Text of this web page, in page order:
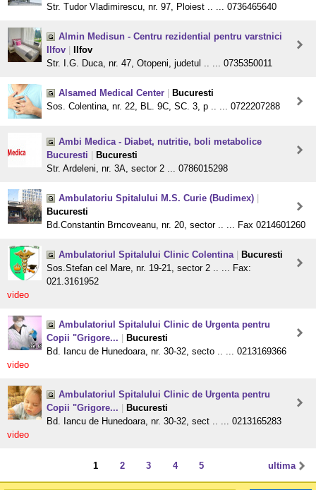
Str. Tudor Vladimirescu, nr. 97, Ploiest .. ... 0736465640
Almin Medisun - Centru rezidential pentru varstnici
Ilfov
Ilfov
Str. I.G. Duca, nr. 47, Otopeni, judetul .. ... 0735350011
Alsamed Medical Center
Bucuresti
Sos. Colentina, nr. 22, BL. 9C, SC. 3, p .. ... 0722207288
Ambi Medica - Diabet, nutritie, boli metabolice
Bucuresti
Bucuresti
Str. Ardeleni, nr. 3A, sector 2 ... 0786015298
Ambulatoriu Spitalului M.S. Curie (Budimex)
Bucuresti
Bd.Constantin Brncoveanu, nr. 20, sector .. ... Fax 0214601260
Ambulatoriul Spitalului Clinic Colentina
Bucuresti
Sos.Stefan cel Mare, nr. 19-21, sector 2 .. ... Fax:
021.3161952
video
Ambulatoriul Spitalului Clinic de Urgenta pentru
Copii "Grigore...
Bucuresti
Bd. Iancu de Hunedoara, nr. 30-32, secto .. ... 0213169366
video
Ambulatoriul Spitalului Clinic de Urgenta pentru
Copii "Grigore...
Bucuresti
Bd. Iancu de Hunedoara, nr. 30-32, sect .. ... 0213165283
video
ultima
1 2 3 4 5